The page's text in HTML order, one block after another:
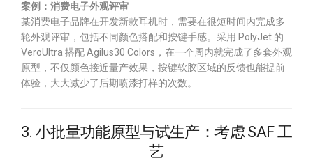
案例：消费电子外观评审
某消费电子品牌在开发新款耳机时，需要在很短时间内完成多
轮外观评审，包括不同颜色搭配和按键手感。采用 PolyJet 的
VeroUltra 搭配 Agilus30 Colors，在一个周内就完成了多套外观
原型，不仅颜色接近量产效果，按键软胶区域的反馈也能提前
体验，大大减少了后期喷漆打样的次数。
3. 小批量功能原型与试生产：考虑 SAF 工
艺